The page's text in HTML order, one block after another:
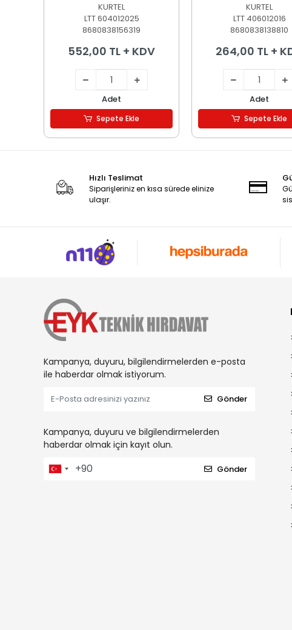
KURTEL
LTT 604012025
8680838156319
552,00 TL + KDV
Adet
Sepete Ekle
KURTEL
LTT 406012016
8680838138810
264,00 TL +
Adet
Sepete Ekle
Hızlı Teslimat
Siparişleriniz en kısa sürede elinize
ulaşır.
Kampanya, duyuru, bilgilendirmelerden e-posta
ile haberdar olmak istiyorum.
Gönder
Kampanya, duyuru ve bilgilendirmelerden
haberdar olmak için kayıt olun.
Gönder